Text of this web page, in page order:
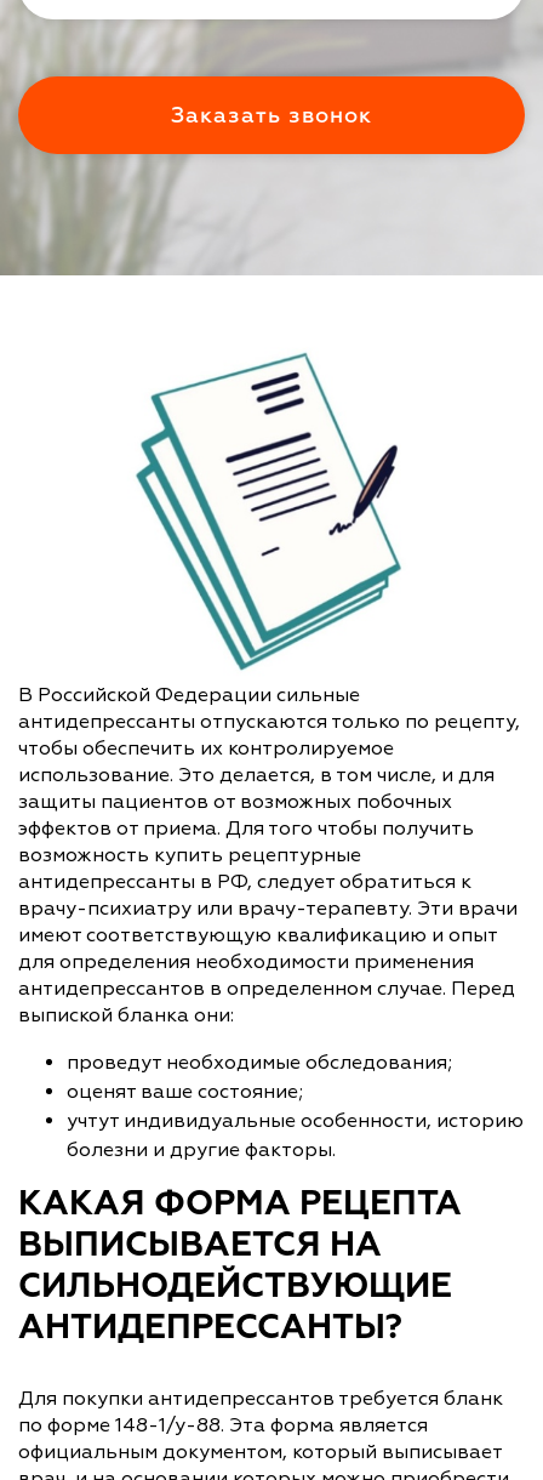
В Российской Федерации сильные
антидепрессанты отпускаются только по рецепту,
чтобы обеспечить их контролируемое
использование. Это делается, в том числе, и для
защиты пациентов от возможных побочных
эффектов от приема. Для того чтобы получить
возможность купить рецептурные
антидепрессанты в РФ, следует обратиться к
врачу-психиатру или врачу-терапевту. Эти врачи
имеют соответствующую квалификацию и опыт
для определения необходимости применения
антидепрессантов в определенном случае. Перед
выпиской бланка они:
проведут необходимые обследования;
оценят ваше состояние;
учтут индивидуальные особенности, историю
болезни и другие факторы.
КАКАЯ ФОРМА РЕЦЕПТА
ВЫПИСЫВАЕТСЯ НА
СИЛЬНОДЕЙСТВУЮЩИЕ
АНТИДЕПРЕССАНТЫ?
Для покупки антидепрессантов требуется бланк
по форме 148-1/у-88. Эта форма является
официальным документом, который выписывает